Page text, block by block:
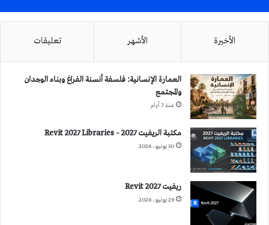
الأخيرة الأشهر تعليقات
العمارة الإنسانية: فلسفة أنسنة الفراغ وبناء الوجدان
والمجتمع
منذ 7 أيام
مكتبة الريفيت 2027 – Revit 2027 Libraries
30 يونيو، 2026
ريفيت 2027 Revit
29 يونيو، 2026